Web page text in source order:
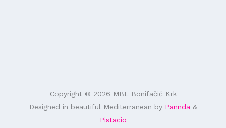
Copyright © 2026 MBL Bonifačić Krk
Designed in beautiful Mediterranean by Pannda&
Pistacio